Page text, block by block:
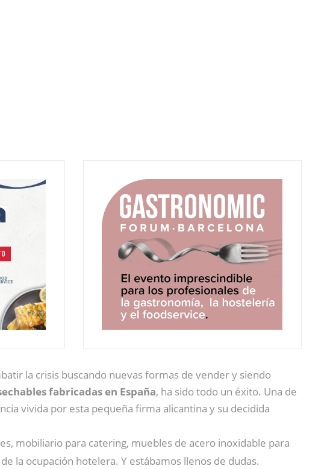
la crisis buscando nuevas formas de vender y siendo
fabricadas en España, ha sido todo un éxito. Una de
vivida por esta pequeña firma alicantina y su decidida
mobiliario para catering, muebles de acero inoxidable para
la ocupación hotelera. Y estábamos llenos de dudas.